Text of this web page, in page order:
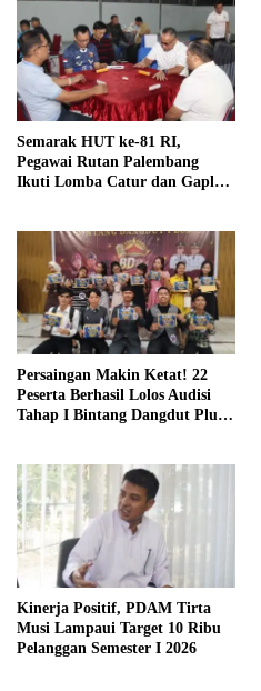
Semarak HUT ke-81 RI,
Pegawai Rutan Palembang
Ikuti Lomba Catur dan Gaple
Persaingan Makin Ketat! 22
Peserta Berhasil Lolos Audisi
Tahap I Bintang Dangdut Plus
Kinerja Positif, PDAM Tirta
Musi Lampaui Target 10 Ribu
Pelanggan Semester I 2026